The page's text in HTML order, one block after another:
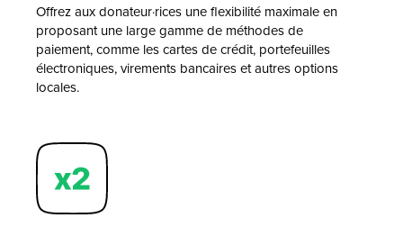
Offrez aux donateur·rices une flexibilité maximale en
proposant une large gamme de méthodes de
paiement, comme les cartes de crédit, portefeuilles
électroniques, virements bancaires et autres options
locales.